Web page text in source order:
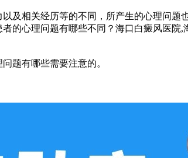
相关经历等的不同，所产生的心理问题
的心理问题有哪些不同？ 海口白癜风医院,
题有哪些需要注意的。